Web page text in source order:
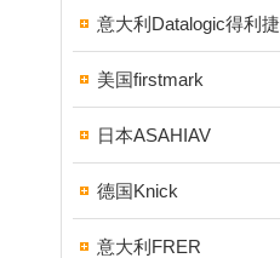
意大利Datalogic得利捷
美国firstmark
日本ASAHIAV
德国Knick
意大利FRER